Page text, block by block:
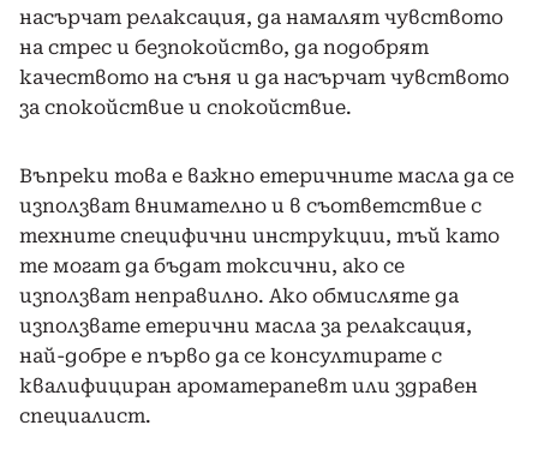
насърчат релаксация, да намалят чувството
на стрес и безпокойство, да подобрят
качеството на съня и да насърчат чувството
за спокойствие и спокойствие.
Въпреки това е важно етеричните масла да се
използват внимателно и в съответствие с
техните специфични инструкции, тъй като
те могат да бъдат токсични, ако се
използват неправилно. Ако обмисляте да
използвате етерични масла за релаксация,
най-добре е първо да се консултирате с
квалифициран ароматерапевт или здравен
специалист.